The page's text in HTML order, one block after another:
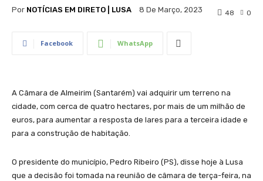
Por NOTÍCIAS EM DIRETO | LUSA 8 De Março, 2023 0
48
Facebook WhatsApp
A Câmara de Almeirim (Santarém) vai adquirir um terreno na
cidade, com cerca de quatro hectares, por mais de um milhão de
euros, para aumentar a resposta de lares para a terceira idade e
para a construção de habitação.
O presidente do município, Pedro Ribeiro (PS), disse hoje à Lusa
que a decisão foi tomada na reunião de câmara de terça-feira, na